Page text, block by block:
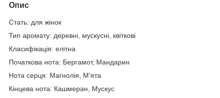
Опис
Стать: для жінок
Тип аромату: деревні, мускусні, квіткові
Класифікація: елітна
Початкова нота: Бергамот, Мандарин
Нота серця: Магнолія, М'ята
Кінцева нота: Кашмеран, Мускус